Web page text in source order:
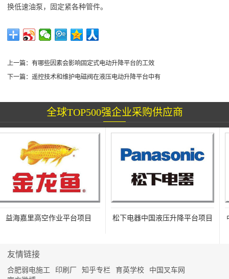
换低速油泵，固定紧各种管件。
上一篇：有哪些因素会影响固定式电动升降平台的工效
下一篇：遥控技术和维护电磁阀在液压电动升降平台中有
全球TOP500强企业采购供应商
益海嘉里高空作业平台项目 松下电器中国液压升降平台项目
友情链接
合肥弱电施工 印刷厂 知乎专栏 育英学校
中国叉车网